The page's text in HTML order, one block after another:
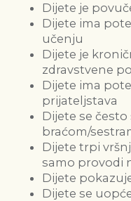
Dijete je
Dijete ima
učenju
Dijete je
zdravstvene
Dijete ima
prijateljstava
Dijete se često
braćom/
Dijete trpi
samo provodi
Dijete
Dijete se